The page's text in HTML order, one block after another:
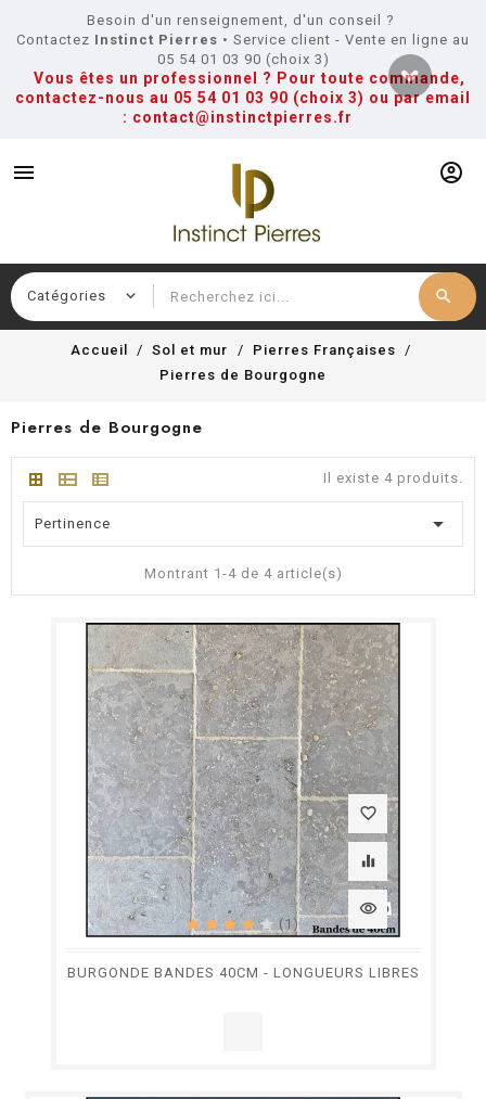
Besoin d'un renseignement, d'un conseil ?
Contactez Instinct Pierres • Service client - Vente en ligne au
05 54 01 03 90 (choix 3)
Vous êtes un professionnel ? Pour toute commande,
contactez-nous au 05 54 01 03 90 (choix 3) ou par email
: contact@instinctpierres.fr
menu account_circle
search
Accueil Sol et mur
Pierres Françaises
Pierres de Bourgogne
Pierres de Bourgogne
Il existe 4 produits.
Pertinence 
Montrant 1-4 de 4 article(s)
favorite_border
equalizer
visibility
(1)
BURGONDE BANDES 40CM - LONGUEURS LIBRES